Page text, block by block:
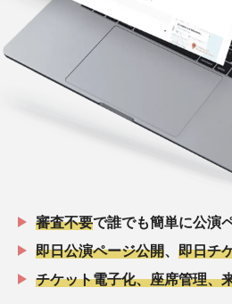
審査不要で誰でも簡単に公演
即日公演ページ公開
即日チ
チケット電子化、座席管理、